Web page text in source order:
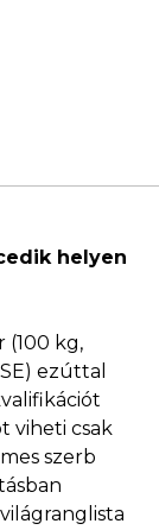
helyen
(100 kg,
ezúttal
viheti csak
szerb